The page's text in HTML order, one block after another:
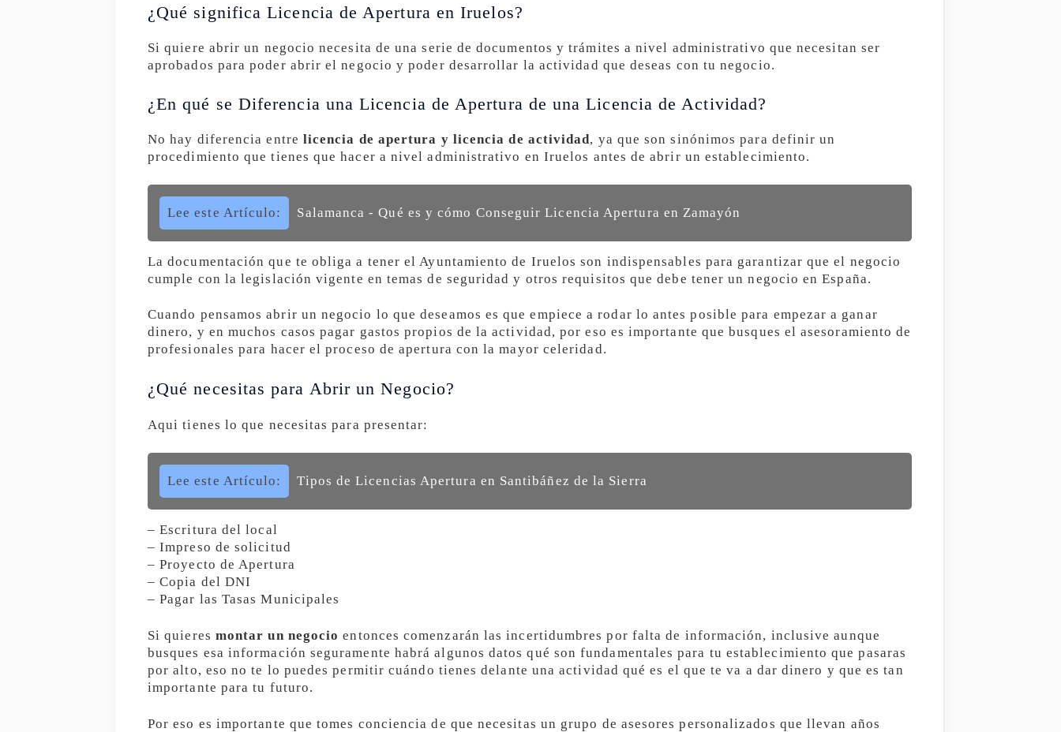
¿Qué significa Licencia de Apertura en Iruelos?
Si quiere abrir un negocio necesita de una serie de documentos y trámites a nivel administrativo que necesitan ser
aprobados para poder abrir el negocio y poder desarrollar la actividad que deseas con tu negocio.
¿En qué se Diferencia una Licencia de Apertura de una Licencia de Actividad?
No hay diferencia entre licencia de apertura y licencia de actividad, ya que son sinónimos para definir un
procedimiento que tienes que hacer a nivel administrativo en Iruelos antes de abrir un establecimiento.
Lee este Artículo: Salamanca - Qué es y cómo Conseguir Licencia Apertura en Zamayón
La documentación que te obliga a tener el Ayuntamiento de Iruelos son indispensables para garantizar que el negocio
cumple con la legislación vigente en temas de seguridad y otros requisitos que debe tener un negocio en España.
Cuando pensamos abrir un negocio lo que deseamos es que empiece a rodar lo antes posible para empezar a ganar
dinero, y en muchos casos pagar gastos propios de la actividad, por eso es importante que busques el asesoramiento de
profesionales para hacer el proceso de apertura con la mayor celeridad.
¿Qué necesitas para Abrir un Negocio?
Aqui tienes lo que necesitas para presentar:
Lee este Artículo: Tipos de Licencias Apertura en Santibáñez de la Sierra
– Escritura del local
– Impreso de solicitud
– Proyecto de Apertura
– Copia del DNI
– Pagar las Tasas Municipales
Si quieres montar un negocio entonces comenzarán las incertidumbres por falta de información, inclusive aunque
busques esa información seguramente habrá algunos datos qué son fundamentales para tu establecimiento que pasaras
por alto, eso no te lo puedes permitir cuándo tienes delante una actividad qué es el que te va a dar dinero y que es tan
importante para tu futuro.
Por eso es importante que tomes conciencia de que necesitas un grupo de asesores personalizados que llevan años